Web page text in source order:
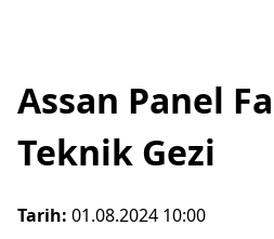
Assan Panel
Teknik Gezi
Tarih: 01.08.2024 10:00